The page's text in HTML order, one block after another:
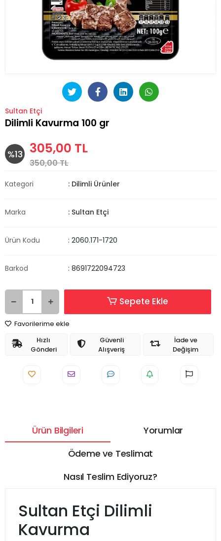
Sultan Etçi
Dilimli Kavurma 100 gr
%13 305,00 TL
350,00 TL
Kategori : Dilimli Ürünler
Marka : Sultan Etçi
Ürün Kodu : 2060.171-1720
Barkod : 8691722094723
Sepete Ekle
Favorilerime ekle
Hızlı
Gönderi
Güvenli
Alışveriş
İade ve
Değişim
Ürün Bilgileri
Yorumlar
Ödeme ve Teslimat
Nasıl Teslim Ediyoruz?
Sultan Etçi Dilimli
Kavurma